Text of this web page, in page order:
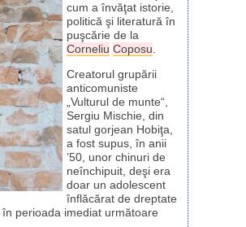
cum a învăţat istorie,
politică şi literatură în
puşcărie de la
Corneliu Coposu
Creatorul grupării
anticomuniste
„Vulturul de munte“,
Sergiu Mischie, din
satul gorjean Hobiţa,
a fost supus, în anii
’50, unor chinuri de
neînchipuit, deşi era
doar un adolescent
înflăcărat de dreptate
perioada imediat următoare